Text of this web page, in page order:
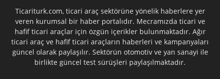
Ticariturk.com, ticari araç sektörüne yönelik haberlere yer
veren kurumsal bir haber portalıdır. Mecramızda ticari ve
hafif ticari araçlar için özgün içerikler bulunmaktadır. Ağır
ticari araç ve hafif ticari araçların haberleri ve kampanyaları
güncel olarak paylaşılır. Sektörün otomotiv ve yan sanayi ile
birlikte güncel test sürüşleri paylaşılmaktadır.